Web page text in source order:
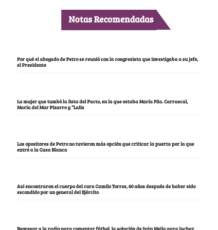
Notas Recomendadas
Por qué el abogado de Petro se reunió con la congresista que investigaba a su jefe,
el Presidente
La mujer que tumbó la lista del Pacto, en la que estaba María Fda. Carrascal,
María del Mar Pizarro y “Lalis
Los opositores de Petro no tuvieron más opción que criticar la puerta por la que
entró a la Casa Blanca
Así encontraron el cuerpo del cura Camilo Torres, 60 años después de haber sido
escondido por un general del Ejército
Regresar a la radio para comentar fútbol, la solución de Iván Mejía para luchar